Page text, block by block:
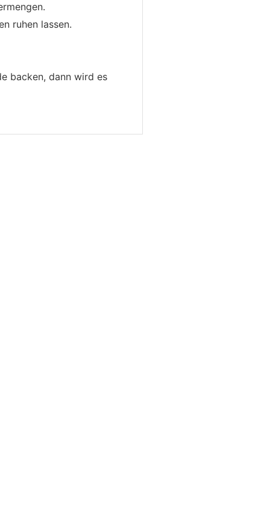
ruhen lassen.
backen, dann wird es